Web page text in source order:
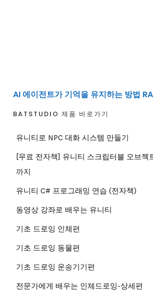
AI 에이전트가 기억을 유지하는 방법
BATSTUDIO 제품 바로가기
유니티로 NPC 대화 시스템 만들기
[무료 전자책] 유니티 스크립터블 오브젝
까지
유니티 C# 프로그래밍 연습 (전자책)
동영상 강좌로 배우는 유니티
기초 드로잉 인체편
기초 드로잉 동물편
기초 드로잉 운송기기편
전문가에게 배우는 인체드로잉-상세편